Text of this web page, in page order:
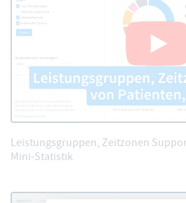
Leistungsgruppen, Zeitzonen
Mini-Statistik